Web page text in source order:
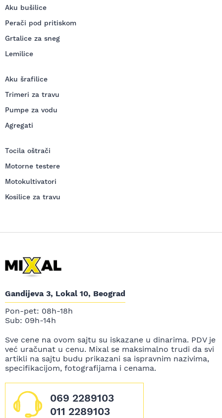
Aku bušilice
Perači pod pritiskom
Grtalice za sneg
Lemilice
Aku šrafilice
Trimeri za travu
Pumpe za vodu
Agregati
Tocila oštrači
Motorne testere
Motokultivatori
Kosilice za travu
Gandijeva 3, Lokal 10, Beograd
Pon-pet: 08h-18h
Sub: 09h-14h
Sve cene na ovom sajtu su iskazane u dinarima. PDV je
već uračunat u cenu. Mixal se maksimalno trudi da svi
artikli na sajtu budu prikazani sa ispravnim nazivima,
specifikacijom, fotografijama i cenama.
069 2289103
011 2289103